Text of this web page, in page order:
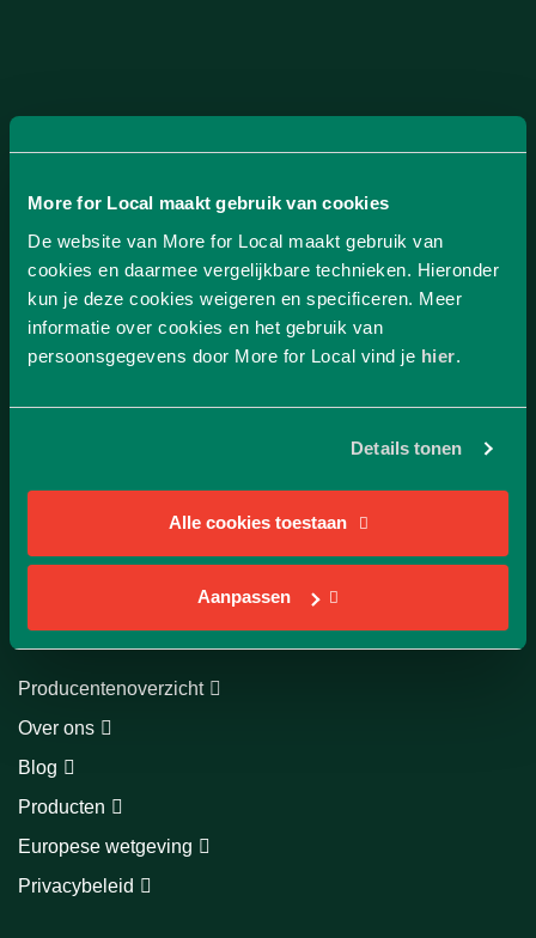
More for Local maakt gebruik van cookies
De website van More for Local maakt gebruik van
cookies en daarmee vergelijkbare technieken. Hieronder
kun je deze cookies weigeren en specificeren. Meer
informatie over cookies en het gebruik van
persoonsgegevens door More for Local vind je hier.
Details tonen
Alle cookies toestaan
Aanpassen
Klantenservice
Naar klantenservice
Direct naar
Producentenoverzicht
Over ons
Blog
Producten
Europese wetgeving
Privacybeleid